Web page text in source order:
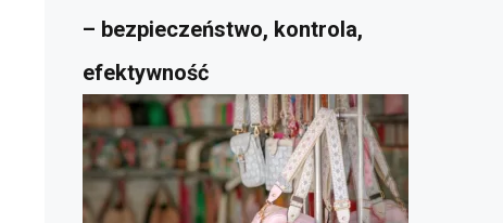
– bezpieczeństwo, kontrola,
efektywność